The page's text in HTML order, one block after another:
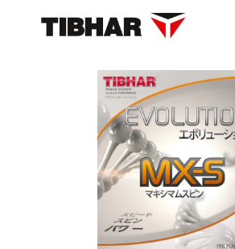
Bildergalerie überspringen